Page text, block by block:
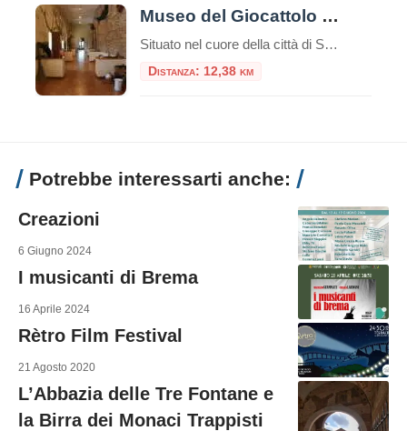
Museo del Giocattolo Ludus di Sezze
Situato nel cuore della città di Sezze, il Museo del Giocattolo è una tappa obbligata per famiglie. I musei sono spesso considerati luoghi di conservazione del passato, dove antiche opere d’arte e reperti storici sono esposti per la posterità. Tuttavia, ci sono musei che vanno oltre questa concezione tradizionale e ci immergono in mondi fantastici […]
Distanza: 12,38 km
Potrebbe interessarti anche:
Creazioni
6 Giugno 2024
I musicanti di Brema
16 Aprile 2024
Rètro Film Festival
21 Agosto 2020
L’Abbazia delle Tre Fontane e
la Birra dei Monaci Trappisti